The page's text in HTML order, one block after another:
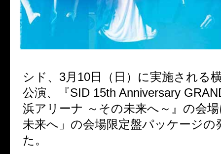
シド、 3月 10日（日）に実施される
公演、『SID 15th Anniversary
浜アリーナ ～その未来へ～』 の会
未来へ」の会場限定盤パッケージの
た。